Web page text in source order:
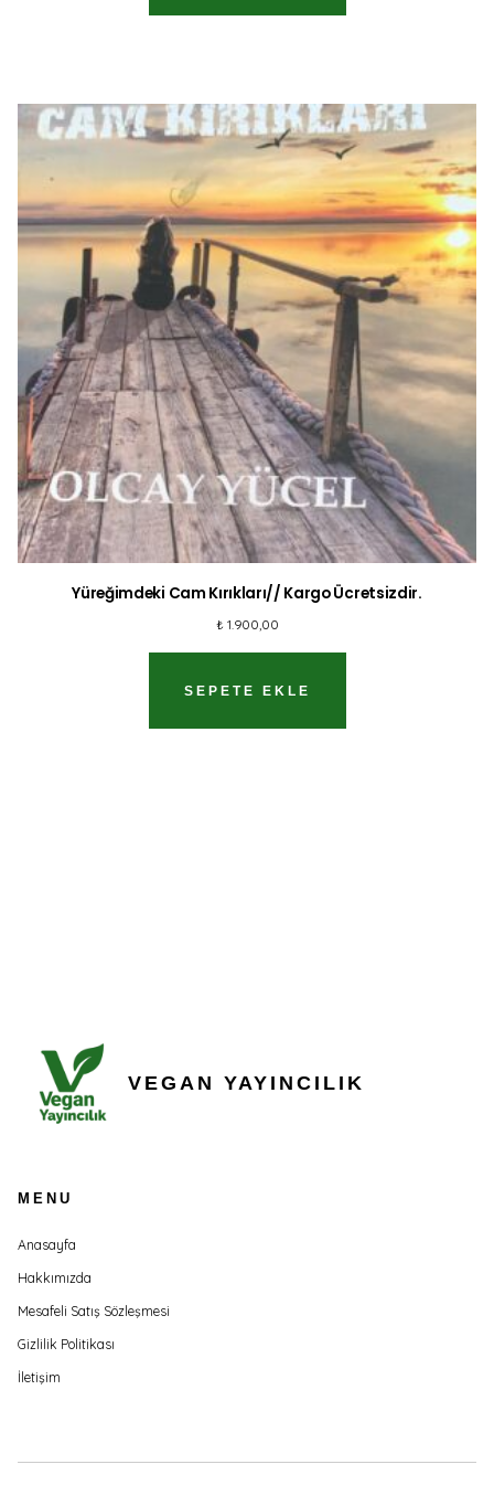
Yüreğimdeki Cam Kırıkları// Kargo Ücretsizdir.
₺ 1.900,00
SEPETE EKLE
VEGAN YAYINCILIK
MENU
Anasayfa
Hakkımızda
Mesafeli Satış Sözleşmesi
Gizlilik Politikası
İletişim